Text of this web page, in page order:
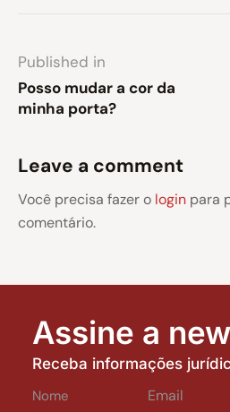
Published in
Posso mudar a cor da
minha porta?
Leave a comment
Você precisa fazer o login para
comentário.
Assine a
Receba informações